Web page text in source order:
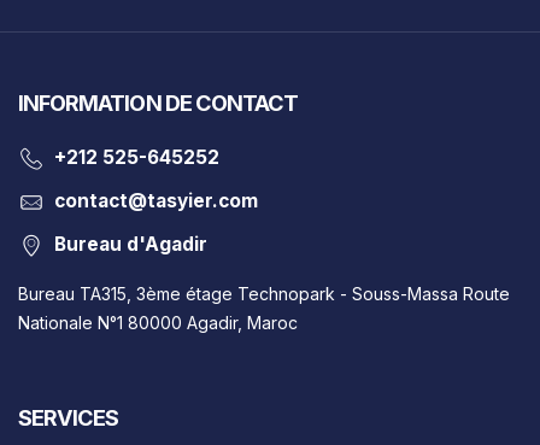
INFORMATION DE CONTACT
‎+212 525-645252
contact@tasyier.com
Bureau d'Agadir
Bureau TA315, 3ème étage Technopark - Souss-Massa Route
Nationale N°1 80000 Agadir, Maroc
SERVICES